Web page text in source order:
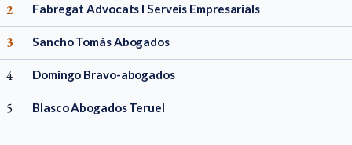
2 Fabregat Advocats I Serveis Empresarials
3 Sancho Tomás Abogados
4 Domingo Bravo-abogados
5 Blasco Abogados Teruel